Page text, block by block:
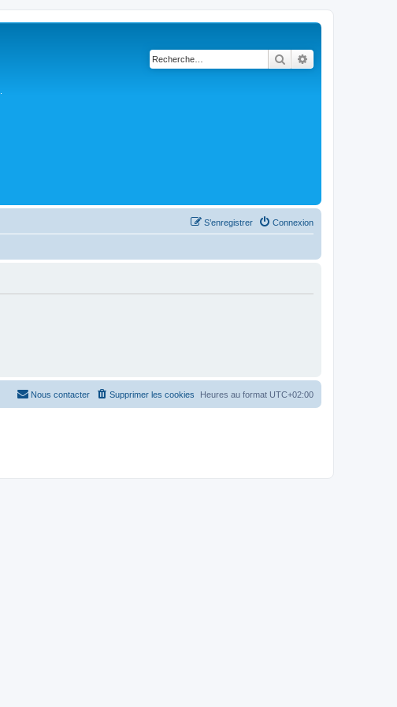
Rechercher
Connexion
S’enregistrer
Heures au format UTC+02:00
Supprimer les cookies
Nous contacter